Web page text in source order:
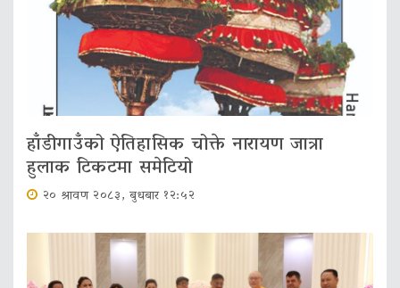
हाँडीगाउँको ऐतिहासिक चोक्ते नारायण जात्रा
हुलाक टिकटमा समेटियो
२० श्रावण २०८३, बुधबार १२:५२